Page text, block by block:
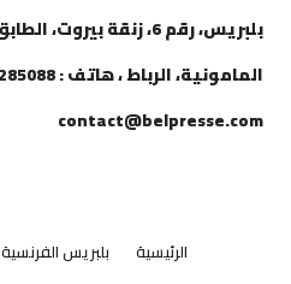
contact@belpresse.com
الرئيسية بلبريس الفرنسية